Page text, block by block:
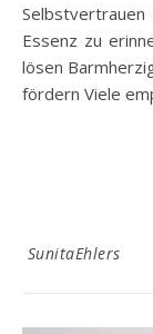
Essenz zu
lösen
fördern Viele
SunitaEhlers